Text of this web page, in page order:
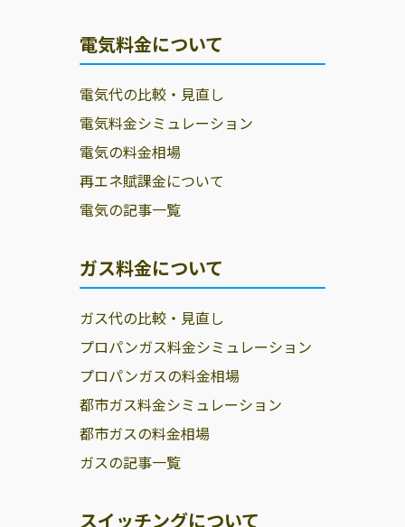
電気料金について
電気代の比較・見直し
電気料金シミュレーション
電気の料金相場
再エネ賦課金について
電気の記事一覧
ガス料金について
ガス代の比較・見直し
プロパンガス料金シミュレーション
プロパンガスの料金相場
都市ガス料金シミュレーション
都市ガスの料金相場
ガスの記事一覧
スイッチングについて